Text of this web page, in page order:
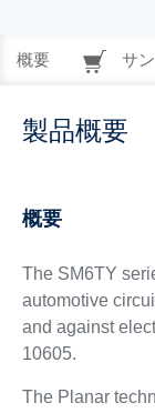
概要 サ
製品概要
概要
The SM6TY
automotive
and against
10605.
The Planar